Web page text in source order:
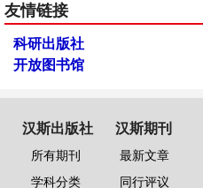
友情链接
科研出版社
开放图书馆
汉斯出版社
所有期刊
学科分类
汉斯期刊
最新文章
同行评议